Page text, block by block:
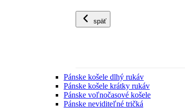
späť
Pánske košele dlhý rukáv
Pánske košele krátky rukáv
Pánske voľnočasové košele
Pánske neviditeľné tričká